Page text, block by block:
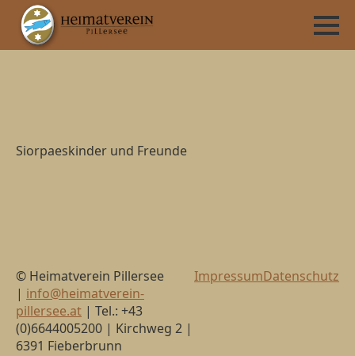
Siorpaeskinder und Freunde
© Heimatverein Pillersee
| info@heimatverein-
pillersee.at | Tel.: +43
(0)6644005200 | Kirchweg 2 |
6391 Fieberbrunn
ImpressumDatenschutz